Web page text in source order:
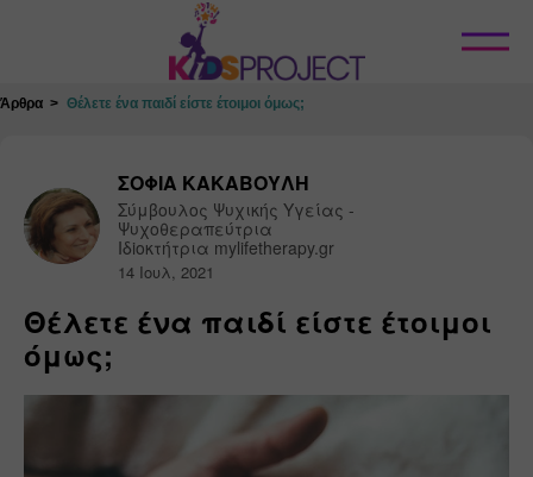
Κλείσιμο
Άρθρα Θέλετε ένα παιδί είστε έτοιμοι όμως;
ΣΟΦΙΑ ΚΑΚΑΒΟΥΛΗ
Σύμβουλος Ψυχικής Υγείας -
Ψυχοθεραπεύτρια
Ιδiοκτήτρια mylifetherapy.gr
14 Ιουλ, 2021
Θέλετε ένα παιδί είστε έτοιμοι
όμως;